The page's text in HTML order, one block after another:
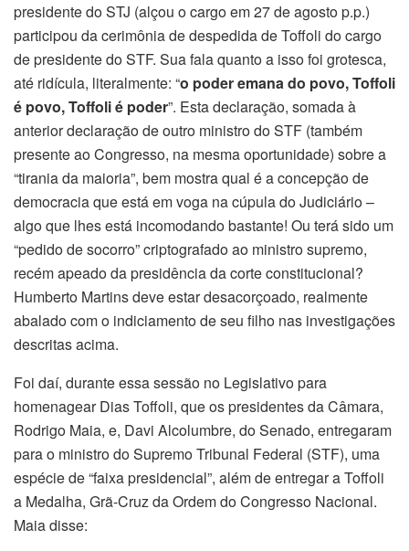
presidente do STJ (alçou o cargo em 27 de agosto p.p.)
participou da cerimônia de despedida de Toffoli do cargo
de presidente do STF. Sua fala quanto a isso foi grotesca,
até ridícula, literalmente: “o poder emana do povo, Toffoli
é povo, Toffoli é poder”. Esta declaração, somada à
anterior declaração de outro ministro do STF (também
presente ao Congresso, na mesma oportunidade) sobre a
“tirania da maioria”, bem mostra qual é a concepção de
democracia que está em voga na cúpula do Judiciário –
algo que lhes está incomodando bastante! Ou terá sido um
“pedido de socorro” criptografado ao ministro supremo,
recém apeado da presidência da corte constitucional?
Humberto Martins deve estar desacorçoado, realmente
abalado com o indiciamento de seu filho nas investigações
descritas acima.
Foi daí, durante essa sessão no Legislativo para
homenagear Dias Toffoli, que os presidentes da Câmara,
Rodrigo Maia, e, Davi Alcolumbre, do Senado, entregaram
para o ministro do Supremo Tribunal Federal (STF), uma
espécie de “faixa presidencial”, além de entregar a Toffoli
a Medalha, Grã-Cruz da Ordem do Congresso Nacional.
Maia disse: